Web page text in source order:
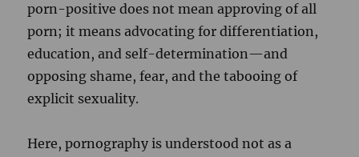
porn-positive does not mean approving of all
porn; it means advocating for differentiation,
education, and self-determination—and
opposing shame, fear, and the tabooing of
explicit sexuality.
Here, pornography is understood not as a